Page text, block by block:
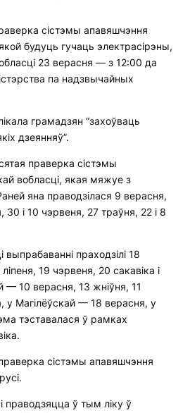
сістэмы апавяшчэння
будуць гучаць электрасірэны,
23 верасня — з 12:00 да
па надзвычайных
грамадзян “захоўваць
дзеянняў”.
праверка сістэмы
вобласці, якая мяжуе з
яна праводзілася 9 верасня,
30 і 10 чэрвеня, 27 траўня, 22 і 8
праходзілі 18
19 чэрвеня, 20 сакавіка і
— 10 верасня, 13 жніўня, 11
у Магілёўскай — 18 верасня, у
тэставалася ў рамках
сістэмы апавяшчэння
праводзяцца ў тым ліку ў